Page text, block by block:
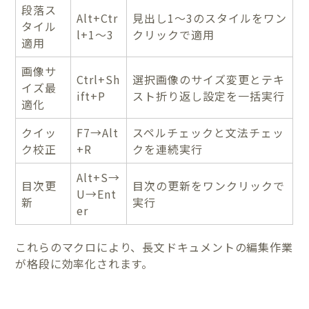
段落ス
タイル
適用
Alt+Ctr
l+1〜3
見出し1〜3のスタイルをワン
クリックで適用
画像サ
イズ最
適化
Ctrl+Sh
ift+P
選択画像のサイズ変更とテキ
スト折り返し設定を一括実行
クイッ
ク校正
F7→Alt
+R
スペルチェックと文法チェッ
クを連続実行
目次更
新
Alt+S→
U→Ent
er
目次の更新をワンクリックで
実行
これらのマクロにより、長文ドキュメントの編集作業
が格段に効率化されます。